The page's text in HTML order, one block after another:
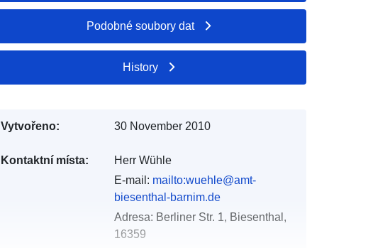
Podobné soubory dat
History
Vytvořeno: 30 November 2010
Kontaktní místa:
Herr Wühle
E-mail: mailto:wuehle@amt-
biesenthal-barnim.de
Adresa: Berliner Str. 1, Biesenthal,
16359